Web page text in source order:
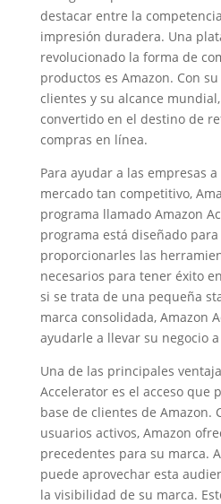
destacar entre la
impresión duradera. Una
revolucionado la forma de
productos es Amazon. Con
clientes y su alcance
convertido en el destino de
compras en línea.
Para ayudar a las empresas
mercado tan competitivo,
programa llamado Amazon
programa está diseñado
proporcionarles las
necesarios para tener éxito
si se trata de una pequeña
marca consolidada, Amazon
ayudarle a llevar su negocio
Una de las principales
Accelerator es el acceso que
base de clientes de Amazon.
usuarios activos, Amazon
precedentes para su marca.
puede aprovechar esta
la visibilidad de su marca.